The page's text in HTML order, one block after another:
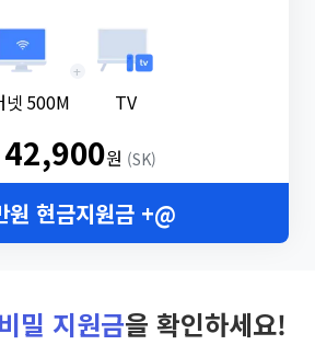
넷 500M
+
TV
42,900원 (SK)
원 현금지원금 +@
비밀 지원금을 확인하세요!